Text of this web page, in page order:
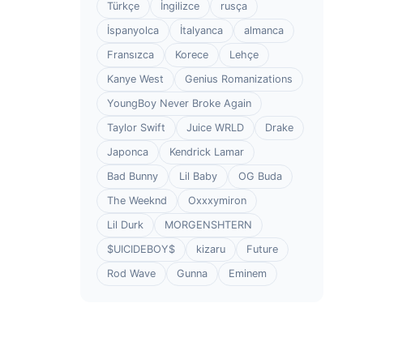
Türkçe İngilizce
rusça
İspanyolca
İtalyanca
almanca
Fransızca
Korece
Lehçe
Kanye West
Genius Romanizations
YoungBoy Never Broke Again
Taylor Swift
Juice WRLD
Drake
Japonca
Kendrick Lamar
Bad Bunny
Lil Baby
OG Buda
The Weeknd
Oxxxymiron
Lil Durk
MORGENSHTERN
$UICIDEBOY$
kizaru
Future
Rod Wave
Gunna Eminem